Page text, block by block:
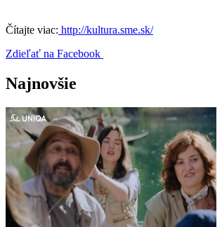
Čítajte viac: http://kultura.sme.sk/
Zdieľať na Facebook
Najnovšie